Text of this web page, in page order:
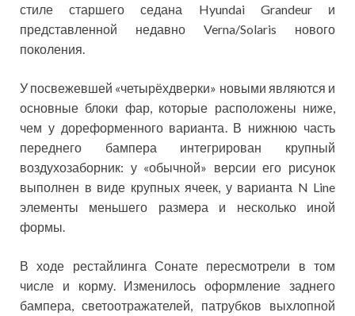
стиле старшего седана Hyundai Grandeur и
представленной недавно Verna/Solaris нового
поколения.
У посвежевшей «четырёхдверки» новыми являются и
основные блоки фар, которые расположены ниже,
чем у дореформенного варианта. В нижнюю часть
переднего бампера интегрирован крупный
воздухозаборник: у «обычной» версии его рисунок
выполнен в виде крупных ячеек, у варианта N Line
элементы меньшего размера и несколько иной
формы.
В ходе рестайлинга Сонате пересмотрели в том
числе и корму. Изменилось оформление заднего
бампера, светоотражателей, патрубков выхлопной